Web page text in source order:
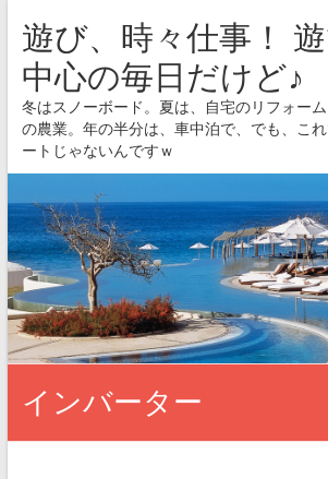
遊び、時々仕事！
中心の毎日だけど♪
冬はスノーボード。夏は、自宅のリフォー
の農業。年の半分は、車中泊で、でも、こ
ートじゃないんですｗ
インバーター